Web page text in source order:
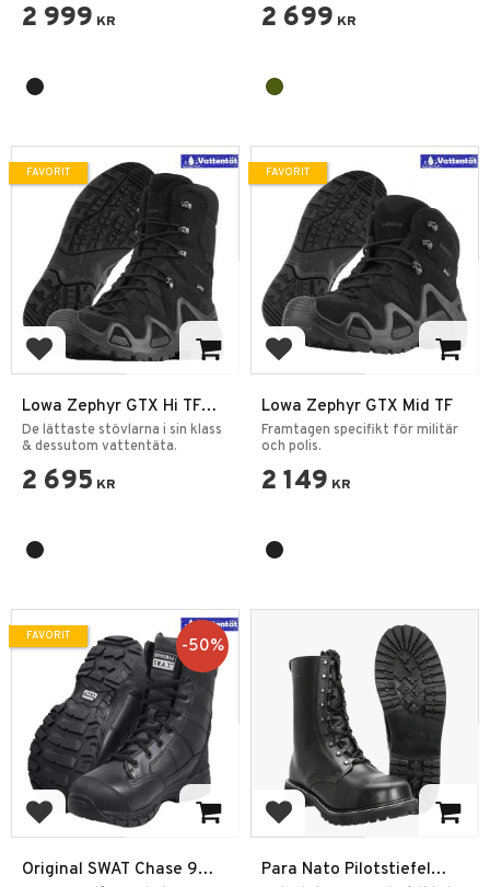
2 999 KR 2 699 KR
Lägg till i favoriter
Lowa Zephyr GTX Hi TF
Känga Svart
De lättaste stövlarna i sin klass
& dessutom vattentäta.
2 695 KR
FAVORIT
Lägg till i favoriter
Lowa Zephyr GTX Mid TF
Framtagen specifikt för militär
och polis.
2 149 KR
FAVORIT
Lägg till i favoriter
Original SWAT Chase 9
50%
FAVORIT
Lägg till i favoriter
Para Nato Pilotstiefel